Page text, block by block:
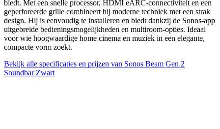
biedt. Met een snelle processor, HDMI eARC-connectiviteit en een
geperforeerde grille combineert hij moderne techniek met een strak
design. Hij is eenvoudig te installeren en biedt dankzij de Sonos-app
uitgebreide bedieningsmogelijkheden en multiroom-opties. Ideaal
voor wie hoogwaardige home cinema en muziek in een elegante,
compacte vorm zoekt.
Bekijk alle specificaties en prijzen van Sonos Beam Gen 2
Soundbar Zwart